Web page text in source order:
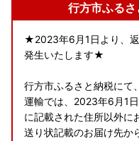
行方市ふる
★2023年6月1日より、
発生いたします★
行方市ふるさと納税にて
運輸では、2023年6月1
に記載された住所以外に
送り状記載のお届け先か